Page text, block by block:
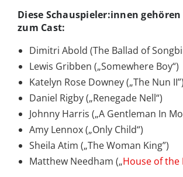
Diese Schauspieler:innen
zum Cast:
Dimitri Abold (The Ballad of
Lewis Gribben („Somewhere Boy“)
Katelyn Rose Downey („The Nun II”)
Daniel Rigby („Renegade Nell“)
Johnny Harris („A Gentleman In
Amy Lennox („Only Child“)
Sheila Atim („The Woman King”)
Matthew Needham („House of the